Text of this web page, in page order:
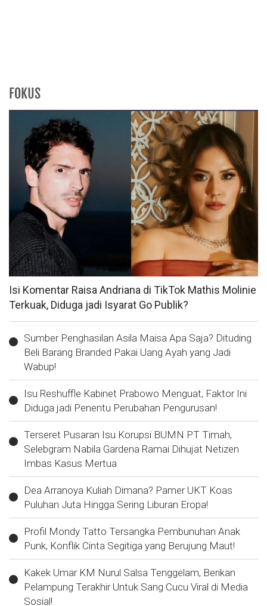
FOKUS
Isi Komentar Raisa Andriana di TikTok Mathis Molinie
Terkuak, Diduga jadi Isyarat Go Publik?
Sumber Penghasilan Asila Maisa Apa Saja? Dituding
Beli Barang Branded Pakai Uang Ayah yang Jadi
Wabup!
Isu Reshuffle Kabinet Prabowo Menguat, Faktor Ini
Diduga jadi Penentu Perubahan Pengurusan!
Terseret Pusaran Isu Korupsi BUMN PT Timah,
Selebgram Nabila Gardena Ramai Dihujat Netizen
Imbas Kasus Mertua
Dea Arranoya Kuliah Dimana? Pamer UKT Koas
Puluhan Juta Hingga Sering Liburan Eropa!
Profil Mondy Tatto Tersangka Pembunuhan Anak
Punk, Konflik Cinta Segitiga yang Berujung Maut!
Kakek Umar KM Nurul Salsa Tenggelam, Berikan
Pelampung Terakhir Untuk Sang Cucu Viral di Media
Sosial!